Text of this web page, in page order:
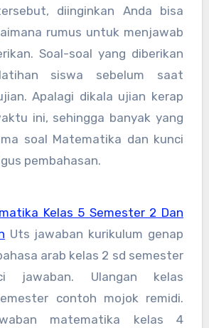
diinginkan Anda bisa
rumus untuk menjawab
Soal-soal yang diberikan
siswa sebelum saat
Apalagi dikala ujian kerap
ini, sehingga banyak yang
soal Matematika dan kunci
pembahasan.
Kelas 5 Semester 2 Dan
Uts jawaban kurikulum genap
arab kelas 2 sd semester
jawaban. Ulangan kelas
contoh mojok remidi.
matematika kelas 4